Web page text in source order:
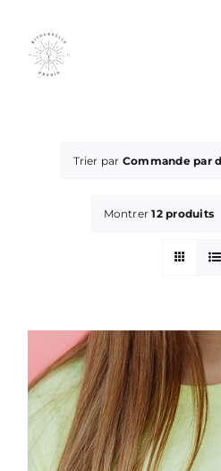
contenu
Trier par Commande par
Montrer12 produits